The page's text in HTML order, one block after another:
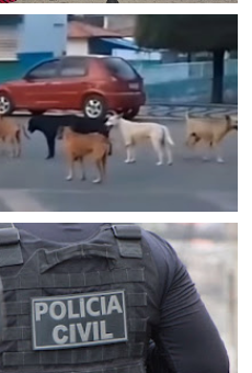
transforma o domingo
Rômulo Campos
elaborar e executar plano